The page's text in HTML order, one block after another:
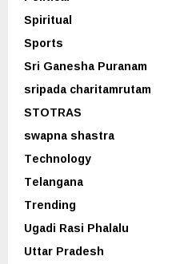
Spiritual
Sports
Sri Ganesha Puranam
sripada charitamrutam
STOTRAS
swapna shastra
Technology
Telangana
Trending
Ugadi Rasi Phalalu
Uttar Pradesh